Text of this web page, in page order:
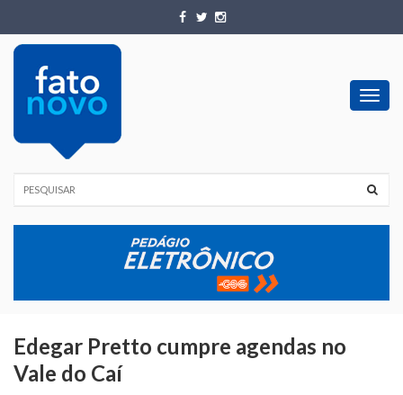
Edegar Pretto cumpre agendas no
Vale do Caí